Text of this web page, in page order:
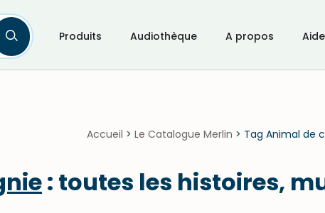
Produits Audiothèque A propos Aide
Accueil > Le Catalogue Merlin > Tag Animal de
: toutes les histoires,